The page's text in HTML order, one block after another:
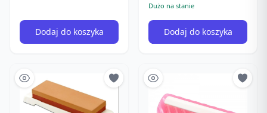
Dodaj do koszyka
Dużo na stanie
Dodaj do koszyka